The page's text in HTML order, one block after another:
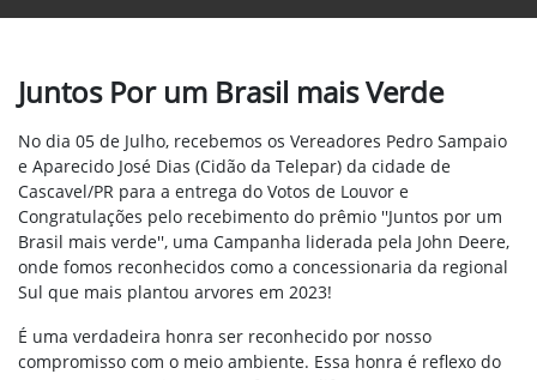
Juntos Por um Brasil mais Verde
No dia 05 de Julho, recebemos os Vereadores Pedro Sampaio
e Aparecido José Dias (Cidão da Telepar) da cidade de
Cascavel/PR para a entrega do Votos de Louvor e
Congratulações pelo recebimento do prêmio ''Juntos por um
Brasil mais verde'', uma Campanha liderada pela John Deere,
onde fomos reconhecidos como a concessionaria da regional
Sul que mais plantou arvores em 2023!
É uma verdadeira honra ser reconhecido por nosso
compromisso com o meio ambiente. Essa honra é reflexo do